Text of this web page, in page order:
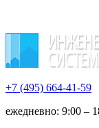
+7 (495) 664-41-59
ежедневно: 9:00 –